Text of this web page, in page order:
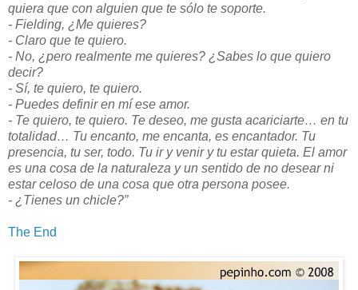
quiera que con alguien que te sólo te soporte.
- Fielding, ¿Me quieres?
- Claro que te quiero.
- No, ¿pero realmente me quieres? ¿Sabes lo que quiero
decir?
- Sí, te quiero, te quiero.
- Puedes definir en mí ese amor.
- Te quiero, te quiero. Te deseo, me gusta acariciarte… en tu
totalidad… Tu encanto, me encanta, es encantador. Tu
presencia, tu ser, todo. Tu ir y venir y tu estar quieta. El amor
es una cosa de la naturaleza y un sentido de no desear ni
estar celoso de una cosa que otra persona posee.
- ¿Tienes un chicle?”
The End